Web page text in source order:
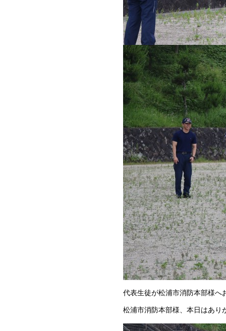
代表生徒が松浦市消防本部様へ
松浦市消防本部様、本日はあり